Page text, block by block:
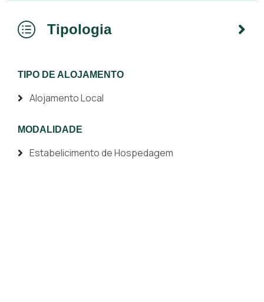
Tipologia
TIPO DE ALOJAMENTO
Alojamento Local
MODALIDADE
Estabelicimento de Hospedagem